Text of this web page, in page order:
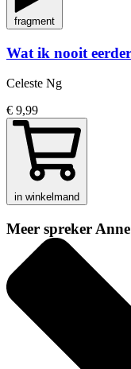
fragment
Wat ik nooit
Celeste Ng
€ 9,99
in winkelmand
Meer spreker